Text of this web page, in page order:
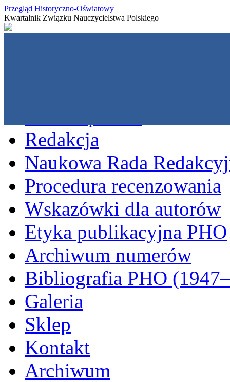
Przegląd Historyczno-Oświatowy
Kwartalnik Związku Nauczycielstwa Polskiego
Redakcja
Naukowa Rada
Procedura recenzowania
Wskazówki dla autorów
Etyka publikacyjna PHO
Archiwum numerów
Bibliografia PHO
Galeria
Sklep
Kontakt
Archiwum